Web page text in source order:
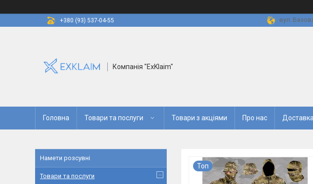
+380 (93) 537-04-55
вул.
Компанія "ExKlaim"
Головна Товари та послуги Товари з акціями Про нас
Топ
Намети розсувні
Товари та послуги